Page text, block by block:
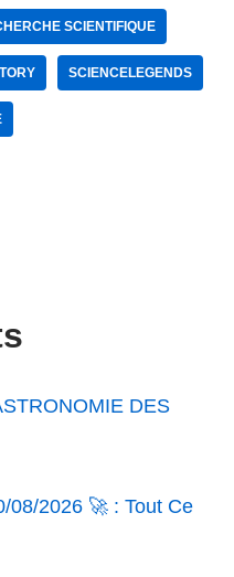
SCIENTIFIQUE
SCIENCELEGENDS
DES
08/2026 🚀 : Tout Ce